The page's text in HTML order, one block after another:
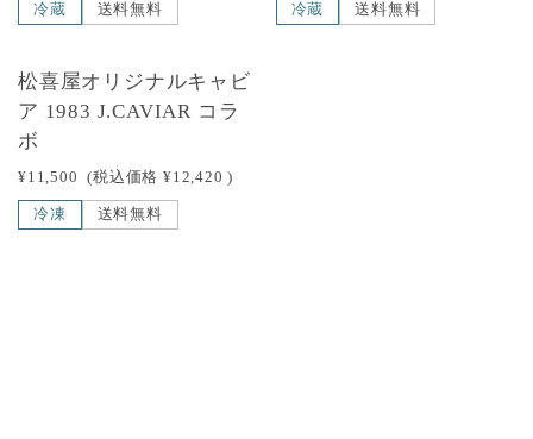
冷蔵 送料無料 冷蔵 送料無料
松喜屋オリジナルキャビ
ア 1983 J.CAVIAR コラ
ボ
¥11,500 (税込価格 ¥12,420 )
冷凍 送料無料